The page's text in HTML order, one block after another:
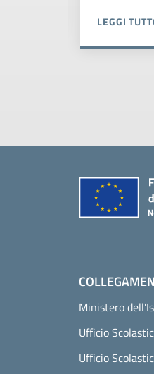
LEGGI
ABOUT IL
Ministero
Ufficio
Ufficio